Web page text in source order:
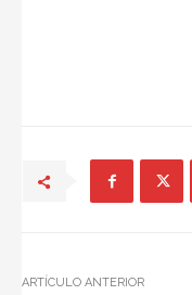
ARTÍCULO ANTERIOR